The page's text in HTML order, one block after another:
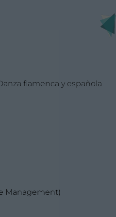
flamenca y española
Management)